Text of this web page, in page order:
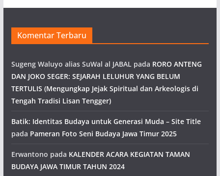
Komentar Terbaru
Sugeng Waluyo alias SuWal al JABAL pada RORO ANTENG
DAN JOKO SEGER: SEJARAH LELUHUR YANG BELUM
TERTULIS (Mengungkap Jejak Spiritual dan Arkeologis di
Tengah Tradisi Lisan Tengger)
Batik: Identitas Budaya untuk Generasi Muda – Site Title
pada Pameran Foto Seni Budaya Jawa Timur 2025
Erwantono pada KALENDER ACARA KEGIATAN TAMAN
BUDAYA JAWA TIMUR TAHUN 2024